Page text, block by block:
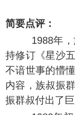
简要点评：
1988年，族
持修订《星沙
不谙世事的懵
内容，族叔振
振群叔付出了